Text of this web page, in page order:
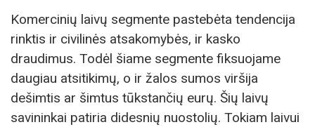
Komercinių laivų segmente pastebėta tendencija
rinktis ir civilinės atsakomybės, ir kasko
draudimus. Todėl šiame segmente fiksuojame
daugiau atsitikimų, o ir žalos sumos viršija
dešimtis ar šimtus tūkstančių eurų. Šių laivų
savininkai patiria didesnių nuostolių. Tokiam laivui